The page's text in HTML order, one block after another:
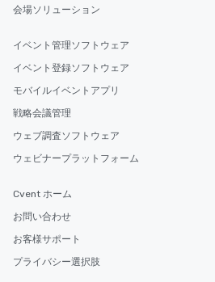
会場ソリューション
イベント管理ソフトウェア
イベント登録ソフトウェア
モバイルイベントアプリ
戦略会議管理
ウェブ調査ソフトウェア
ウェビナープラットフォーム
Cvent ホーム
お問い合わせ
お客様サポート
プライバシー選択肢